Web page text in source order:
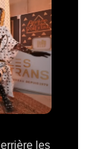
les